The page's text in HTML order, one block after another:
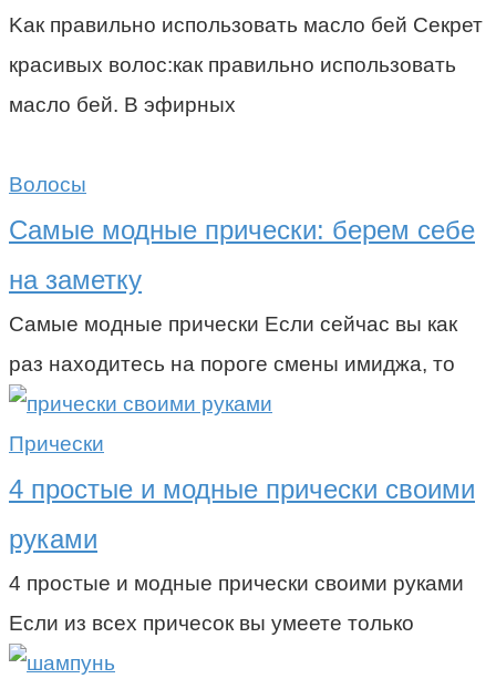
Kак правильно использовать масло бей Секрет
красивых волос:как правильно использовать
масло бей. В эфирных
Волосы
Самые модные прически: берем себе
на заметку
Самые модные прически Если сейчас вы как
раз находитесь на пороге смены имиджа, то
Прически
4 простые и модные прически своими
руками
4 простые и модные прически своими руками
Если из всех причесок вы умеете только